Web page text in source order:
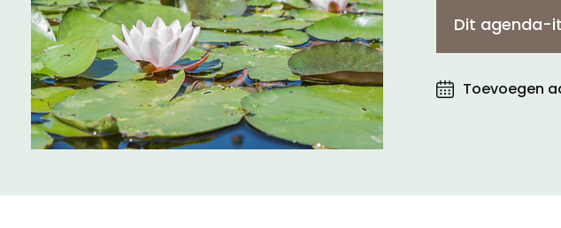
Meld een archeologische vondst
Nieuwsbrief
Nieuwsbrief
Voorwaarden
Privacyverklaring
Dit agenda-
Toevoegen